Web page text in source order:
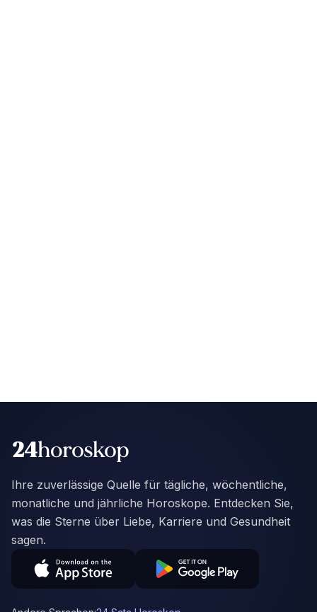
Ihre zuverlässige Quelle für tägliche, wöchentliche,
monatliche und jährliche Horoskope. Entdecken Sie,
was die Sterne über Liebe, Karriere und Gesundheit
sagen.